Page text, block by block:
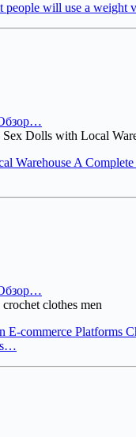
people will use a weight
Sex Dolls with Local
Warehouse A
clothes men
E-commerce Platforms